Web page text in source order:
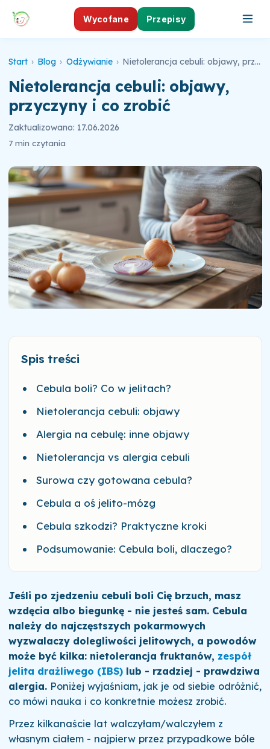
Wycofane Przepisy
Start › Blog › Odżywianie › Nietolerancja cebuli: objawy, przyczyny i co zrobić
Nietolerancja cebuli: objawy,
przyczyny i co zrobić
Zaktualizowano: 17.06.2026
7 min czytania
Spis treści
Cebula boli? Co w jelitach?
Nietolerancja cebuli: objawy
Alergia na cebulę: inne objawy
Nietolerancja vs alergia cebuli
Surowa czy gotowana cebula?
Cebula a oś jelito-mózg
Cebula szkodzi? Praktyczne kroki
Podsumowanie: Cebula boli, dlaczego?
Jeśli po zjedzeniu cebuli boli Cię brzuch, masz
wzdęcia albo biegunkę - nie jesteś sam. Cebula
należy do najczęstszych pokarmowych
wyzwalaczy dolegliwości jelitowych, a powodów
może być kilka: nietolerancja fruktanów, zespół
jelita drażliwego (IBS)lub - rzadziej - prawdziwa
alergia.Poniżej wyjaśniam, jak je od siebie odróżnić,
co mówi nauka i co konkretnie możesz zrobić.
Przez kilkanaście lat walczyłam/walczyłem z
własnym ciałem - najpierw przez przypadkowe bóle